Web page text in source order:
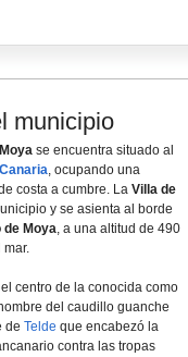
municipio
Moya se encuentra situado al
, ocupando una
costa a cumbre. La Villa de
y se asienta al borde
de Moya, a una altitud de 490
mar.
centro de la conocida como
del caudillo guanche
de Telde que encabezó la
contra las tropas